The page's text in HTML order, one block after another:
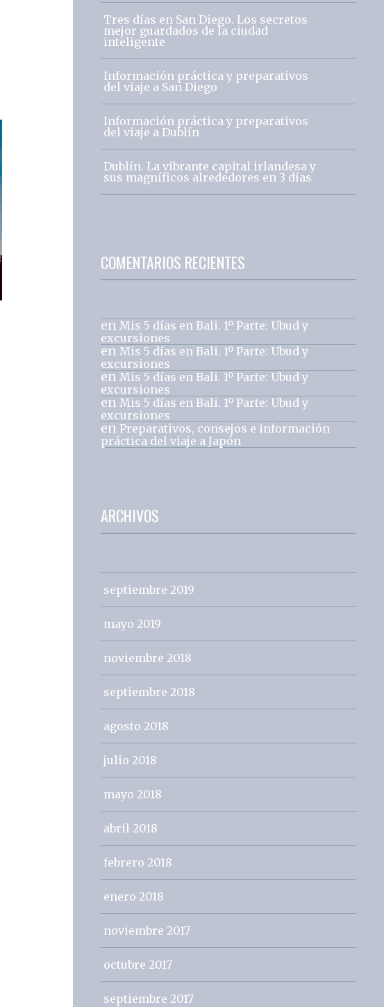
Tres días en San Diego. Los secretos
mejor guardados de la ciudad
inteligente
Información práctica y preparativos
del viaje a San Diego
Información práctica y preparativos
del viaje a Dublín
Dublín. La vibrante capital irlandesa y
sus magníficos alrededores en 3 días
COMENTARIOS RECIENTES
en Mis 5 días en Bali. 1º Parte: Ubud y
excursiones
en Mis 5 días en Bali. 1º Parte: Ubud y
excursiones
en Mis 5 días en Bali. 1º Parte: Ubud y
excursiones
en Mis 5 días en Bali. 1º Parte: Ubud y
excursiones
en Preparativos, consejos e información
práctica del viaje a Japón
ARCHIVOS
septiembre 2019
mayo 2019
noviembre 2018
septiembre 2018
agosto 2018
julio 2018
mayo 2018
abril 2018
febrero 2018
enero 2018
noviembre 2017
octubre 2017
septiembre 2017